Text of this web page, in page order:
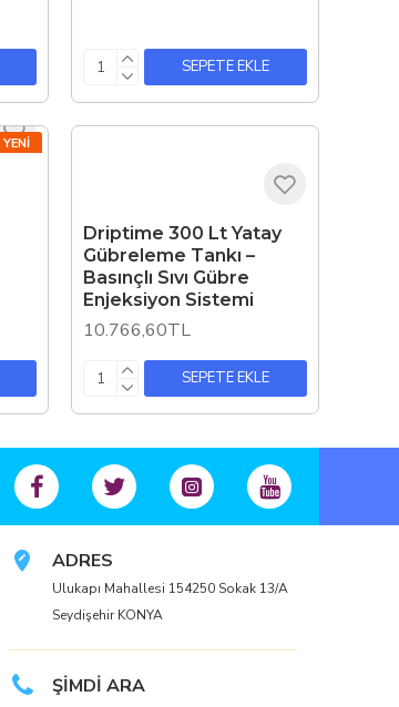
SEPETE EKLE
YENI
Driptime 300 Lt Yatay
Gübreleme Tankı –
Basınçlı Sıvı Gübre
Enjeksiyon Sistemi
10.766,60TL
SEPETE EKLE
ADRES
Ulukapı Mahallesi 154250 Sokak 13/A
Seydişehir KONYA
ŞİMDİ ARA